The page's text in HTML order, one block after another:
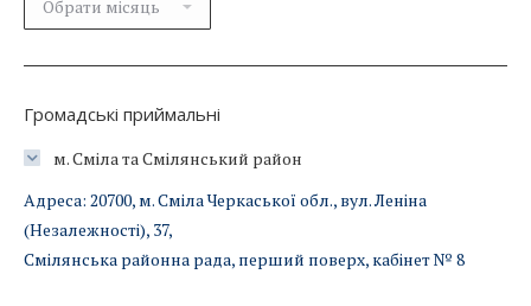
новин
Громадські приймальні
м. Сміла та Смілянський район
Адреса: 20700, м. Сміла Черкаської обл., вул. Леніна
(Незалежності), 37,
Смілянська районна рада, перший поверх, кабінет № 8